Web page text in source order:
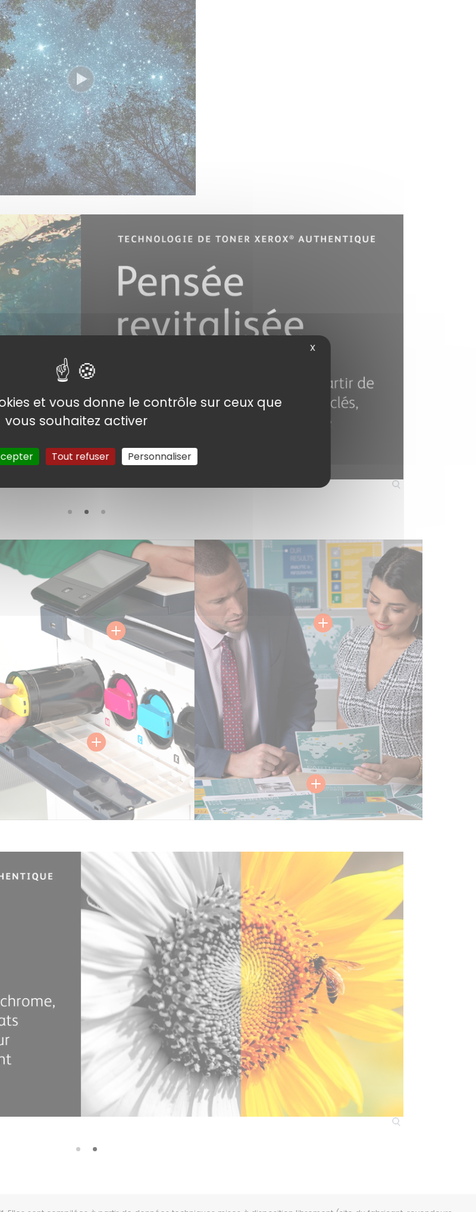
X
et vous donne le contrôle sur ceux que
vous souhaitez activer
Tout refuser Personnaliser